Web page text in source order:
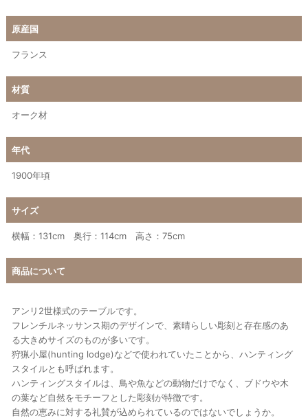
原産国
フランス
材質
オーク材
年代
1900年頃
サイズ
横幅：131cm 奥行：114cm 高さ：75cm
商品について
アンリ2世様式のテーブルです。
フレンチルネッサンス期のデザインで、素晴らしい彫刻と存在感のあ
る大きめサイズのものが多いです。
狩猟小屋(hunting lodge)などで使われていたことから、ハンティング
スタイルとも呼ばれます。
ハンティングスタイルは、鳥や魚などの動物だけでなく、ブドウや木
の葉など自然をモチーフとした彫刻が特徴です。
自然の恵みに対する礼賛が込められているのではないでしょうか。